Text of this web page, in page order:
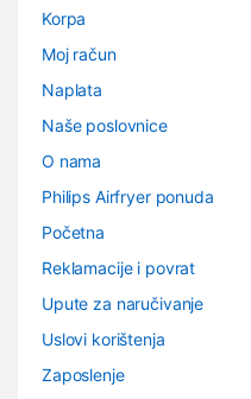
Korpa
Moj račun
Naplata
Naše poslovnice
O nama
Philips Airfryer ponuda
Početna
Reklamacije i povrat
Upute za naručivanje
Uslovi korištenja
Zaposlenje